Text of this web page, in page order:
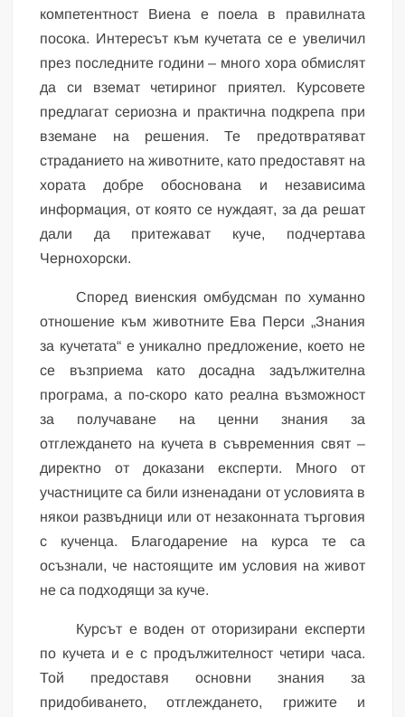
компетентност Виена е поела в правилната
посока. Интересът към кучетата се е увеличил
през последните години – много хора обмислят
да си вземат четириног приятел. Курсовете
предлагат сериозна и практична подкрепа при
вземане на решения. Те предотвратяват
страданието на животните, като предоставят на
хората добре обоснована и независима
информация, от която се нуждаят, за да решат
дали да притежават куче, подчертава
Чернохорски.
Според виенския омбудсман по хуманно
отношение към животните Ева Перси „Знания
за кучетата“ е уникално предложение, което не
се възприема като досадна задължителна
програма, а по-скоро като реална възможност
за получаване на ценни знания за
отглеждането на кучета в съвременния свят –
директно от доказани експерти. Много от
участниците са били изненадани от условията в
някои развъдници или от незаконната търговия
с кученца. Благодарение на курса те са
осъзнали, че настоящите им условия на живот
не са подходящи за куче.
Курсът е воден от оторизирани експерти
по кучета и е с продължителност четири часа.
Той предоставя основни знания за
придобиването, отглеждането, грижите и